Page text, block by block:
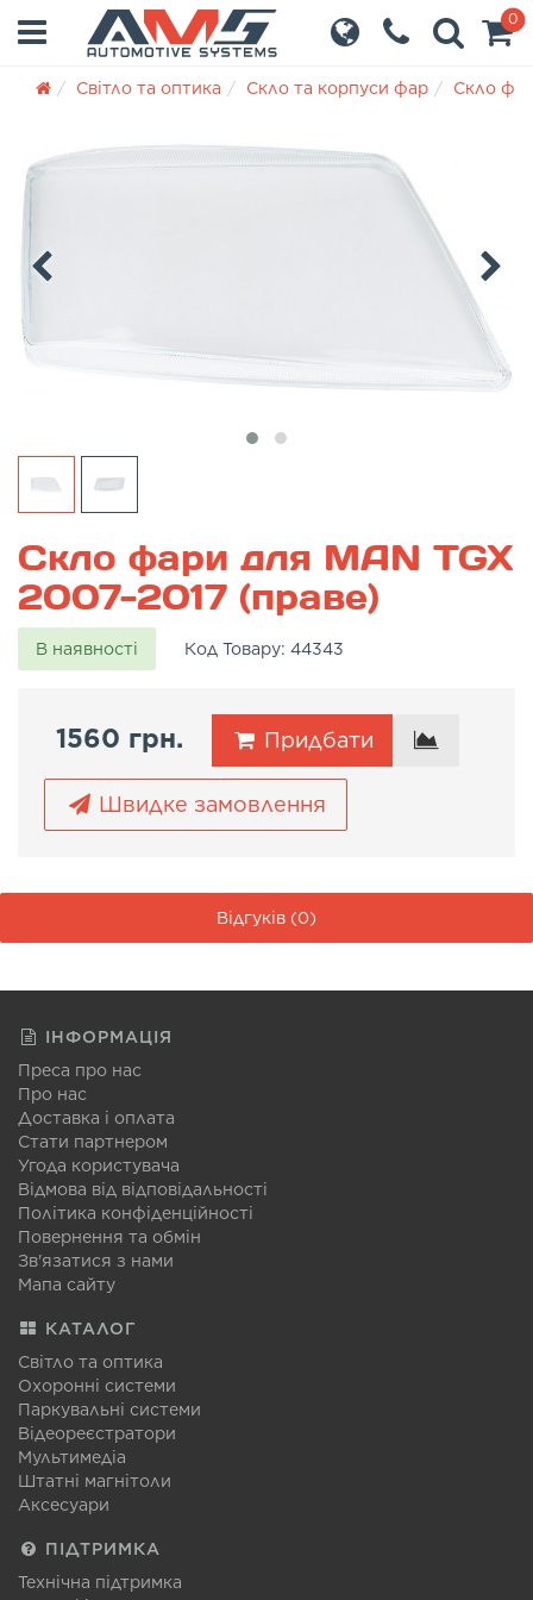
0
Світло та оптика Скло та корпуси фар Скло
Скло фари для MAN TGX
2007-2017 (праве)
В наявності Код Товару: 44343
1560 грн. Придбати
Швидке замовлення
Відгуків (0)
ІНФОРМАЦІЯ
Преса про нас
Про нас
Доставка і оплата
Стати партнером
Угода користувача
Відмова від відповідальності
Політика конфіденційності
Повернення та обмін
Зв'язатися з нами
Мапа сайту
КАТАЛОГ
Світло та оптика
Охоронні системи
Паркувальні системи
Відеореєстратори
Мультимедіа
Штатні магнітоли
Аксесуари
ПІДТРИМКА
Технічна підтримка